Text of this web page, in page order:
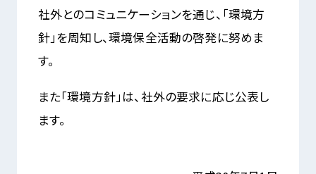
社外とのコミュニケーションを通じ、「環境方
針」を周知し、環境保全活動の啓発に努めま
す。
また「環境方針」は、社外の要求に応じ公表し
ます。